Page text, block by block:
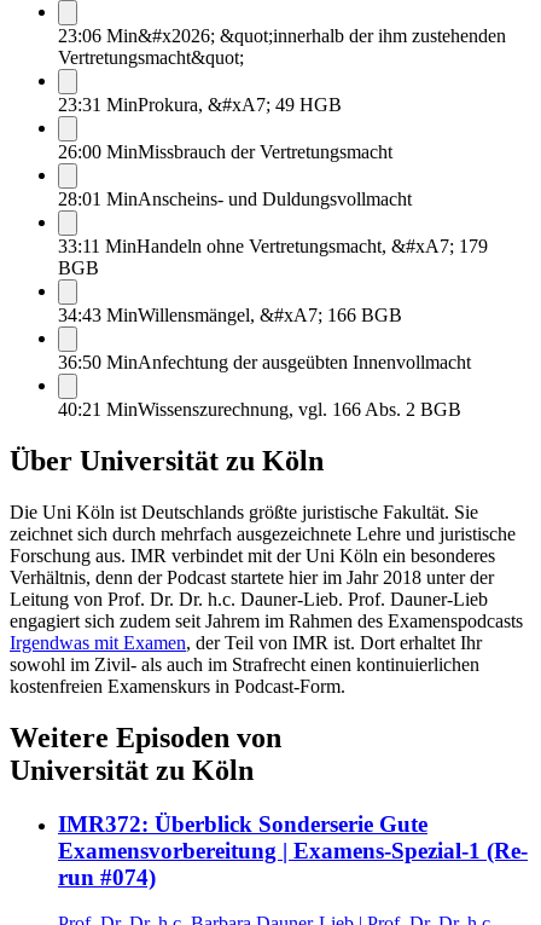
23:06 Min&#x2026; &quot;innerhalb der ihm zustehenden
Vertretungsmacht&quot;
23:31 MinProkura, &#xA7; 49 HGB
26:00 MinMissbrauch der Vertretungsmacht
28:01 MinAnscheins- und Duldungsvollmacht
33:11 MinHandeln ohne Vertretungsmacht, &#xA7; 179
BGB
34:43 MinWillensmängel, &#xA7; 166 BGB
36:50 MinAnfechtung der ausgeübten Innenvollmacht
40:21 MinWissenszurechnung, vgl. 166 Abs. 2 BGB
Über Universität zu Köln
Die Uni Köln ist Deutschlands größte juristische Fakultät. Sie
zeichnet sich durch mehrfach ausgezeichnete Lehre und juristische
Forschung aus. IMR verbindet mit der Uni Köln ein besonderes
Verhältnis, denn der Podcast startete hier im Jahr 2018 unter der
Leitung von Prof. Dr. Dr. h.c. Dauner-Lieb. Prof. Dauner-Lieb
engagiert sich zudem seit Jahrem im Rahmen des Examenspodcasts
Irgendwas mit Examen, der Teil von IMR ist. Dort erhaltet Ihr
sowohl im Zivil- als auch im Strafrecht einen kontinuierlichen
kostenfreien Examenskurs in Podcast-Form.
Weitere Episoden von
Universität zu Köln
IMR372: Überblick Sonderserie Gute
Examensvorbereitung | Examens-Spezial-1 (Re-
run #074)